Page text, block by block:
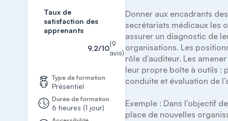
Taux de
satisfaction des
apprenants
9,2/10
(9
avis)
Type de formation
Présentiel
Durée de formation
6 heures (1 jour)
Donner aux encadrants des
secrétariats médicaux les
assurer un diagnostic de
organisations. Les
rôle d’auditeur. Les
leur propre boîte à outils :
conduite et évaluation de
Exemple : Dans l’objectif
place de nouvelles